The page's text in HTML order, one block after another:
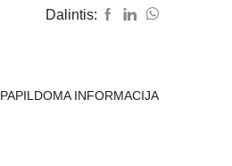
Dalintis:
PAPILDOMA INFORMACIJA